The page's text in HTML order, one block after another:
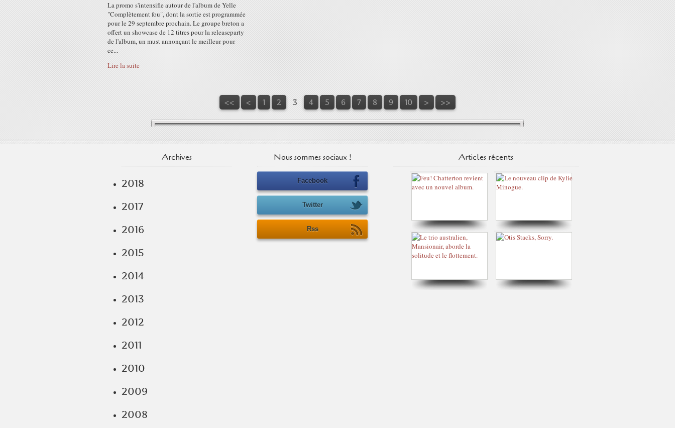
La promo s'intensifie autour de l'album de Yelle
"Complètement fou", dont la sortie est programmée
pour le 29 septembre prochain. Le groupe breton a
offert un showcase de 12 titres pour la releaseparty
de l'album, un must annonçant le meilleur pour
ce...
Lire la suite
<< < 1 2 3 4 5 6 7 8 9 10 > >>
Archives
2018
2017
2016
2015
2014
2013
2012
2011
2010
2009
2008
Nous sommes sociaux !
Facebook
Twitter
Rss
Articles récents